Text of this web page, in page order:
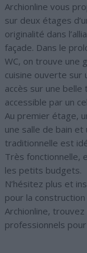
Archionline vous
sur deux étages
originalité dans
façade. Dans le
WC, on trouve une
cuisine ouverte sur
accès sur une belle
accessible par un
Au premier étage,
une salle de bain et
traditionnelle est
Très fonctionnelle,
les petits budgets.
N’hésitez plus et
pour la
Archionline,
professionnels